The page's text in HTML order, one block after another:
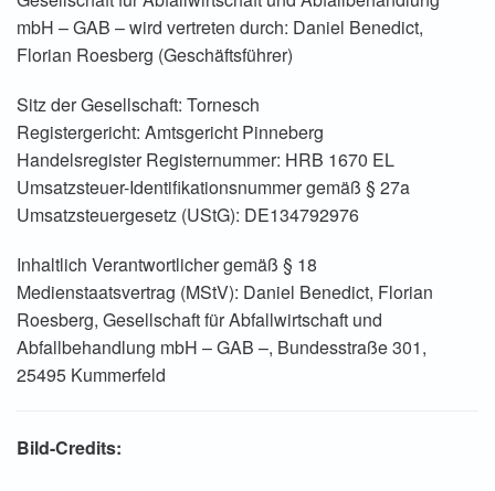
mbH – GAB – wird vertreten durch: Daniel Benedict,
Florian Roesberg (Geschäftsführer)
Sitz der Gesellschaft: Tornesch
Registergericht: Amtsgericht Pinneberg
Handelsregister Registernummer: HRB 1670 EL
Umsatzsteuer-Identifikationsnummer gemäß § 27a
Umsatzsteuergesetz (UStG): DE134792976
Inhaltlich Verantwortlicher gemäß § 18
Medienstaatsvertrag (MStV): Daniel Benedict, Florian
Roesberg, Gesellschaft für Abfallwirtschaft und
Abfallbehandlung mbH – GAB –, Bundesstraße 301,
25495 Kummerfeld
Bild-Credits: